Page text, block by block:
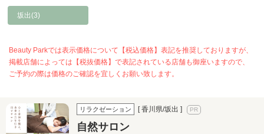
坂出(3)
Beauty Parkでは表示価格について【税込価格】表記を推奨しておりますが、
掲載店舗によっては【税抜価格】で表記されている店舗も御座いますので、
ご予約の際は価格のご確認を宜しくお願い致します。
リラクゼーション [ 香川県/坂出 ]
自然サロン